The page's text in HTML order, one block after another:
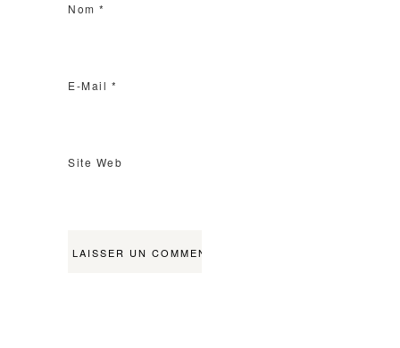
Nom*
E-Mail *
Site Web